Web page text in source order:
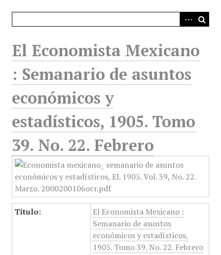
El Economista Mexicano
: Semanario de asuntos
económicos y
estadísticos, 1905. Tomo
39. No. 22. Febrero
Título:
El Economista Mexicano :
Semanario de asuntos
económicos y estadísticos,
1905. Tomo 39. No. 22. Febrero